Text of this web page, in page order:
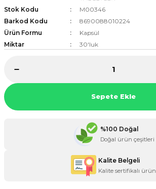
ÜRÜNLERİ
BESİNLERİ
Stok Kodu
M00346
Barkod Kodu
8690088010224
Ürün Formu
Kapsül
Miktar
30'luk
Sepete Ekle
%100 Doğal
Doğal ürün çeşitleri
Kalite Belgeli
Kalite sertifikalı ürün